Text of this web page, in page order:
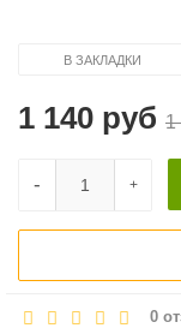
В ЗАКЛАДКИ
1 140 руб 1
+
-
0